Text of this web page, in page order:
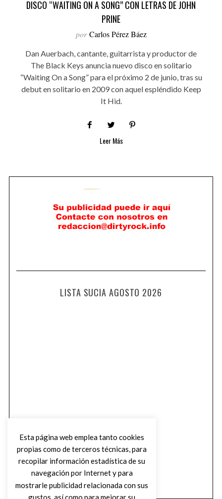
DISCO “WAITING ON A SONG” CON LETRAS DE JOHN
PRINE
por Carlos Pérez Báez
Dan Auerbach, cantante, guitarrista y productor de
The Black Keys anuncia nuevo disco en solitario
“Waiting On a Song” para el próximo 2 de junio, tras su
debut en solitario en 2009 con aquel espléndido Keep
It Hid.
Leer Más
LISTA SUCIA AGOSTO 2026
Esta página web emplea tanto cookies
propias como de terceros técnicas, para
recopilar información estadística de su
navegación por Internet y para
mostrarle publicidad relacionada con sus
gustos, así como para mejorar su